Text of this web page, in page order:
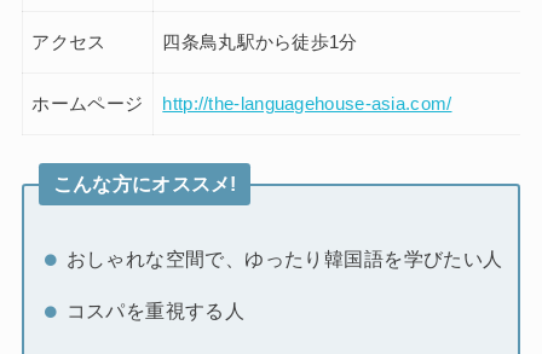
アクセス 四条鳥丸駅から徒歩1分
ホームページ http://the-languagehouse-asia.com/
こんな方にオススメ!
おしゃれな空間で、ゆったり韓国語を学びたい人
コスパを重視する人